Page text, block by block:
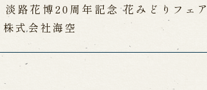
路花博20周年記念 花みどりフェア
式会社海空